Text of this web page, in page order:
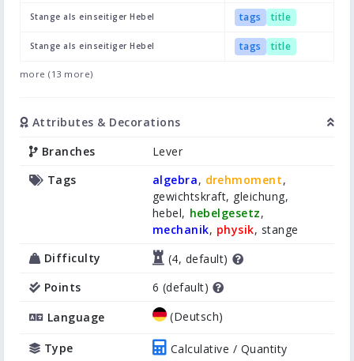
Stange als einseitiger Hebel tags title
Stange als einseitiger Hebel tags title
more (13 more)
Attributes & Decorations
Branches
Lever
Tags
algebra, drehmoment,
gewichtskraft, gleichung,
hebel, hebelgesetz,
mechanik, physik, stange
Difficulty
(4, default)
Points
6 (default)
Language
(Deutsch)
Type Calculative / Quantity